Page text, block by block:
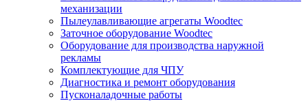
механизации
Пылеулавливающие агрегаты Woodtec
Заточное оборудование Woodtec
Оборудование для производства наружной
рекламы
Комплектующие для ЧПУ
Диагностика и ремонт оборудования
Пусконаладочные работы